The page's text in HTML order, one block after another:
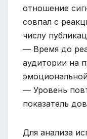
отношение
совпал с
числу
— Время до
аудитории на
— Уровень
показатель
Для анализа